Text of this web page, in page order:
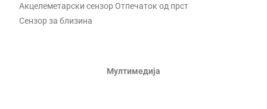
Акцелеметарски сензор Отпечаток од прст
Сензор за близина
Мултимедија